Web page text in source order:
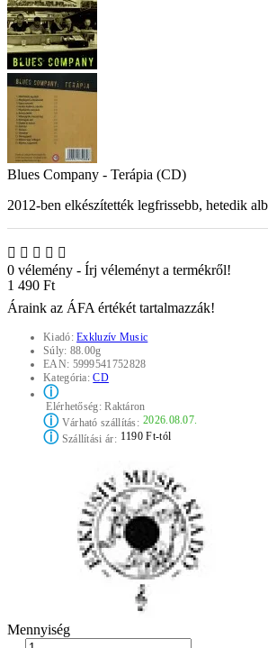
Blues Company - Terápia (CD)
2012-ben elkészítették legfrissebb, hetedik
0 vélemény - Írj véleményt a termékről!
1 490 Ft
Áraink az ÁFA értékét tartalmazzák!
Kiadó:Exkluzív Music
Súly: 88.00g
EAN: 5999541752828
Kategória:CD
ⓘ
Elérhetőség:Raktáron
ⓘVárható szállítás: 2026.08.07.
ⓘSzállítási ár: 1190 Ft-tól
Mennyiség